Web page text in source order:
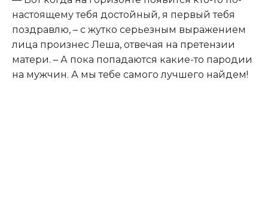
настоящему тебя достойный, я первый тебя
поздравлю, – с жутко серьезным выражением
лица произнес Леша, отвечая на претензии
матери. – А пока попадаются какие-то пародии
на мужчин. А мы тебе самого лучшего найдем!